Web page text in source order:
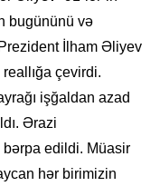
bugününü və
İlham Əliyev
çevirdi.
işğaldan azad
Ərazi
edildi. Müasir
hər birimizin